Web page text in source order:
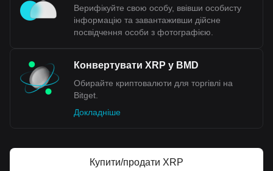
Верифікуйте свою особу, ввівши особисту
інформацію та завантаживши дійсне
посвідчення особи з фотографією.
Конвертувати XRP у BMD
Обирайте криптовалюти для торгівлі на
Bitget.
Докладніше
Купити/продати XRP